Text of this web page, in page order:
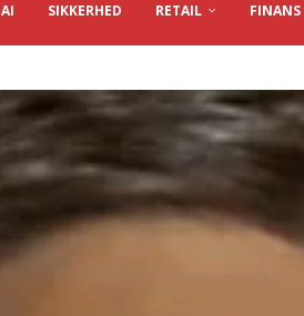
AI SIKKERHED RETAIL FINANS